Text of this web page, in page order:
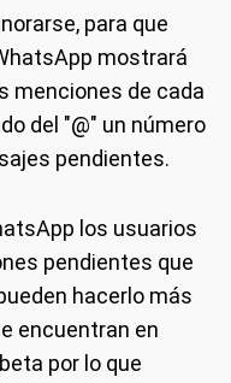
para que
mostrará
menciones de cada
del "@" un número
pendientes.
los usuarios
pendientes que
hacerlo más
encuentran en
por lo que